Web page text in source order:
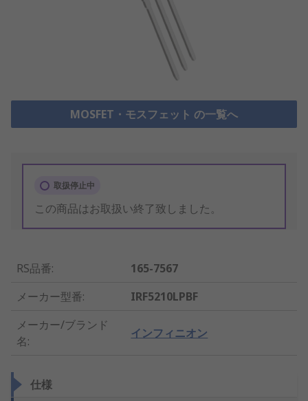
MOSFET・モスフェット の一覧へ
取扱停止中
この商品はお取扱い終了致しました。
RS品番:
165-7567
メーカー型番:
IRF5210LPBF
メーカー/ブランド
名:
インフィニオン
仕様